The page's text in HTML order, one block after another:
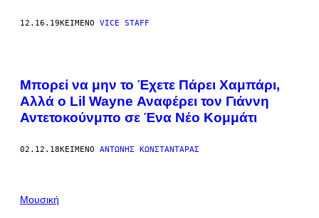
12.16.19ΚΕΊΜΕΝΟ VICE STAFF
Μπορεί να μην το Έχετε Πάρει Χαμπάρι,
Αλλά ο Lil Wayne Αναφέρει τον Γιάννη
Αντετοκούνμπο σε Ένα Νέο Κομμάτι
02.12.18ΚΕΊΜΕΝΟ ΑΝΤΏΝΗΣ ΚΩΝΣΤΑΝΤΆΡΑΣ
Μουσική